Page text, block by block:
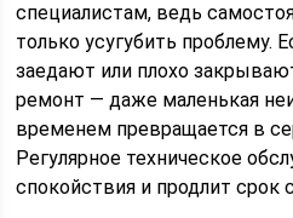
специалистам, ведь
только усугубить проблему.
заедают или плохо
ремонт — даже маленькая
временем превращается в
Регулярное техническое
спокойствия и продлит